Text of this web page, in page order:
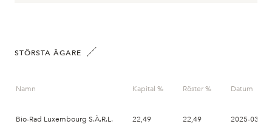
STÖRSTA ÄGARE
Namn Kapital % Röster % Datum
Bio-Rad Luxembourg S.À.R.L. 22,49 22,49 2025-03-27